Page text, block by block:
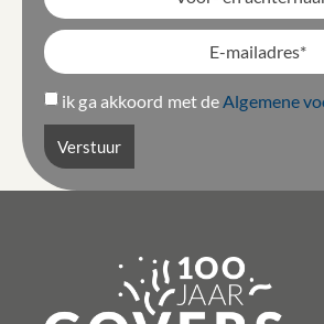
ik ga akkoord met deAlgemene
Verstuur